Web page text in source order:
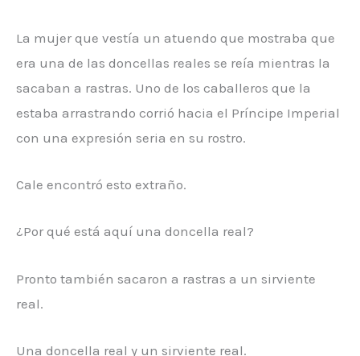
La mujer que vestía un atuendo que mostraba que
era una de las doncellas reales se reía mientras la
sacaban a rastras. Uno de los caballeros que la
estaba arrastrando corrió hacia el Príncipe Imperial
con una expresión seria en su rostro.
Cale encontró esto extraño.
¿Por qué está aquí una doncella real?
Pronto también sacaron a rastras a un sirviente
real.
Una doncella real y un sirviente real.